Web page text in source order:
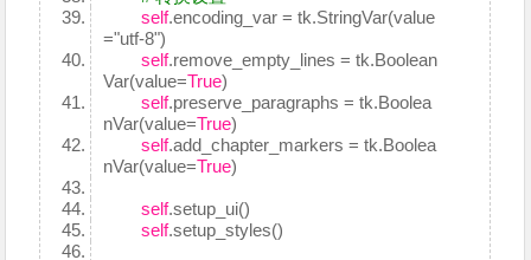
self.encoding_var = tk.StringVar(value
="utf-8")
self.remove_empty_lines = tk.Boolean
Var(value=True)
self.preserve_paragraphs = tk.Boolea
nVar(value=True)
self.add_chapter_markers = tk.Boolea
nVar(value=True)
self.setup_ui()
self.setup_styles()